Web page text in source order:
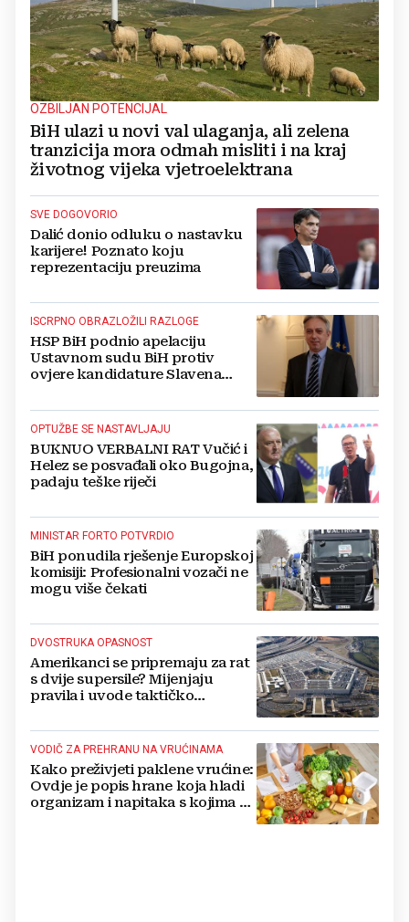
OZBILJAN POTENCIJAL
BiH ulazi u novi val ulaganja, ali zelena
tranzicija mora odmah misliti i na kraj
životnog vijeka vjetroelektrana
SVE DOGOVORIO
Dalić donio odluku o nastavku
karijere! Poznato koju
reprezentaciju preuzima
ISCRPNO OBRAZLOŽILI RAZLOGE
HSP BiH podnio apelaciju
Ustavnom sudu BiH protiv
ovjere kandidature Slavena
OPTUŽBE SE NASTAVLJAJU
BUKNUO VERBALNI RAT Vučić i
Helez se posvađali oko Bugojna,
padaju teške riječi
MINISTAR FORTO POTVRDIO
BiH ponudila rješenje Europskoj
komisiji: Profesionalni vozači ne
mogu više čekati
DVOSTRUKA OPASNOST
Amerikanci se pripremaju za rat
s dvije supersile? Mijenjaju
pravila i uvode taktičko
VODIČ ZA PREHRANU NA VRUĆINAMA
Kako preživjeti paklene vrućine:
Ovdje je popis hrane koja hladi
organizam i napitaka s kojima si